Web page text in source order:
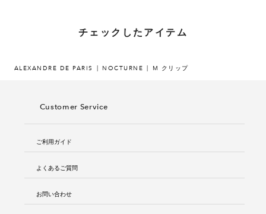
チェックしたアイテム
ALEXANDRE DE PARIS NOCTURNE M クリップ
Customer Service
ご利用ガイド
よくあるご質問
お問い合わせ